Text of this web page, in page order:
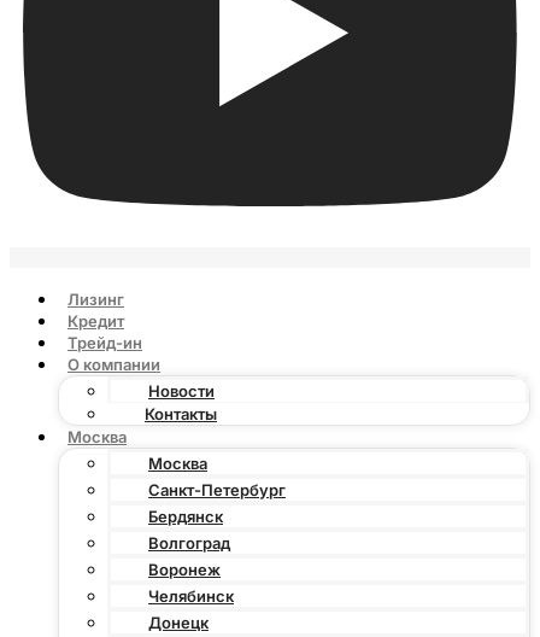
Лизинг
Кредит
Трейд-ин
О компании
Новости
Контакты
Москва
Москва
Санкт-Петербург
Бердянск
Волгоград
Воронеж
Челябинск
Донецк